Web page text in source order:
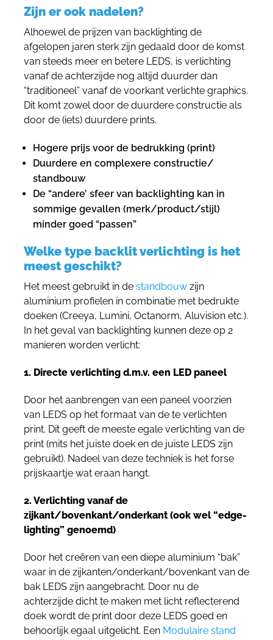
Zijn er ook nadelen?
Alhoewel de prijzen van backlighting de
afgelopen jaren sterk zijn gedaald door de komst
van steeds meer en betere LEDS, is verlichting
vanaf de achterzijde nog altijd duurder dan
“traditioneel” vanaf de voorkant verlichte graphics.
Dit komt zowel door de duurdere constructie als
door de (iets) duurdere prints.
Hogere prijs voor de bedrukking (print)
Duurdere en complexere constructie/
standbouw
De “andere’ sfeer van backlighting kan in
sommige gevallen (merk/product/stijl)
minder goed “passen”
Welke type backlit verlichting is het
meest geschikt?
Het meest gebruikt in de standbouw zijn
aluminium profielen in combinatie met bedrukte
doeken (Creeya, Lumini, Octanorm, Aluvision etc.).
In het geval van backlighting kunnen deze op 2
manieren worden verlicht:
1. Directe verlichting d.m.v. een LED paneel
Door het aanbrengen van een paneel voorzien
van LEDS op het formaat van de te verlichten
print. Dit geeft de meeste egale verlichting van de
print (mits het juiste doek en de juiste LEDS zijn
gebruikt). Nadeel van deze techniek is het forse
prijskaartje wat eraan hangt.
2. Verlichting vanaf de
zijkant/bovenkant/onderkant (ook wel “edge-
lighting” genoemd)
Door het creëren van een diepe aluminium “bak”
waar in de zijkanten/onderkant/bovenkant van de
bak LEDS zijn aangebracht. Door nu de
achterzijde dicht te maken met licht reflecterend
doek wordt de print door deze LEDS goed en
behoorlijk egaal uitgelicht. Een Modulaire stand